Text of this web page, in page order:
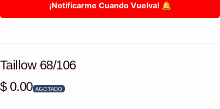
¡Notificarme Cuando Vuelva! 🔔
Taillow 68/106
Precio habitual
$ 0.00 AGOTADO